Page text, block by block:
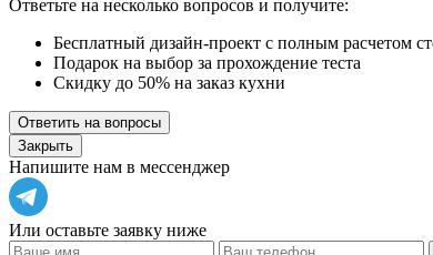
Ответьте на несколько вопросов и получите:
Бесплатный дизайн-проект с полным расчетом
Подарок на выбор за прохождение теста
Скидку до 50% на заказ кухни
Ответить на вопросы
Закрыть
Напишите нам в мессенджер
Или оставьте заявку ниже